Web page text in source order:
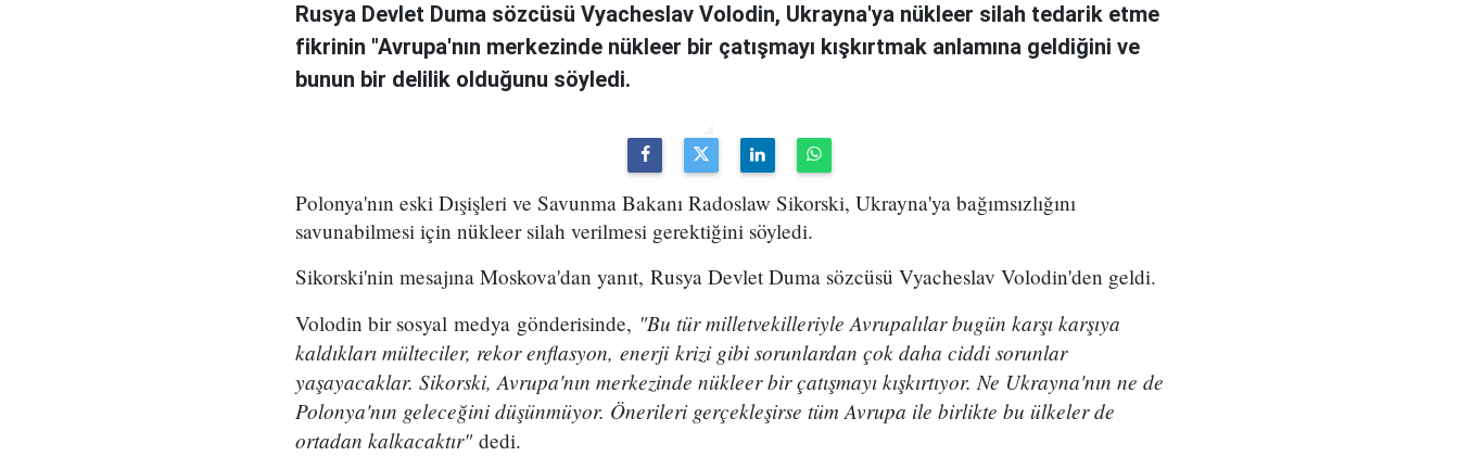
Rusya Devlet Duma sözcüsü Vyacheslav Volodin, Ukrayna'ya nükleer silah tedarik etme
fikrinin "Avrupa'nın merkezinde nükleer bir çatışmayı kışkırtmak anlamına geldiğini ve
bunun bir delilik olduğunu söyledi.
Polonya'nın eski Dışişleri ve Savunma Bakanı Radoslaw Sikorski, Ukrayna'ya bağımsızlığını
savunabilmesi için nükleer silah verilmesi gerektiğini söyledi.
Sikorski'nin mesajına Moskova'dan yanıt, Rusya Devlet Duma sözcüsü Vyacheslav Volodin'den geldi.
Volodin bir sosyal medya gönderisinde, "Bu tür milletvekilleriyle Avrupalılar bugün karşı karşıya
kaldıkları mülteciler, rekor enflasyon, enerji krizi gibi sorunlardan çok daha ciddi sorunlar
yaşayacaklar. Sikorski, Avrupa'nın merkezinde nükleer bir çatışmayı kışkırtıyor. Ne Ukrayna'nın ne de
Polonya'nın geleceğini düşünmüyor. Önerileri gerçekleşirse tüm Avrupa ile birlikte bu ülkeler de
ortadan kalkacaktır" dedi.